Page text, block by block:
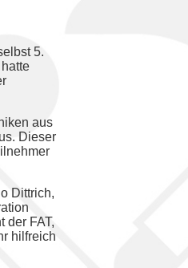
5.
aus
Dieser
Dittrich,
der FAT,
hilfreich